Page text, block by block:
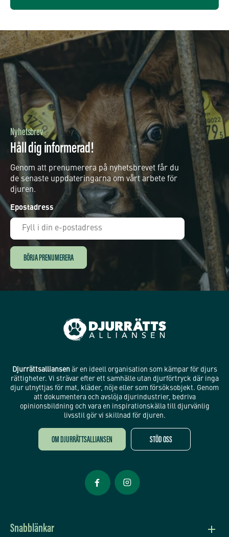
Nyhetsbrev
Håll dig informerad!
Genom att prenumerera på nyhetsbrevet får du
de senaste uppdateringarna om vårt arbete för
djuren.
Epostadress
Djurrättsalliansenär en ideell organisation som kämpar för djurs
rättigheter. Vi strävar efter ett samhälle utan djurförtryck där inga
djur utnyttjas för mat, kläder, nöje eller som försöksobjekt. Genom
att dokumentera och avslöja djurindustrier, bedriva
opinionsbildning och vara en inspirationskälla till djurvänlig
livsstil gör vi skillnad för djuren.
OM DJURRÄTTSALLIANSEN STÖD OSS
Öppnas i nytt fönster
Snabblänkar